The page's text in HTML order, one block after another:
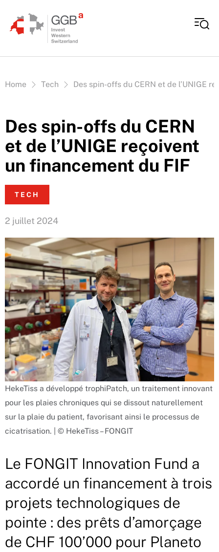
Vous êtes ici:
Home Tech Des spin-offs du CERN et de l’UNIGE
Des spin-offs du CERN
et de l’UNIGE reçoivent
un financement du FIF
TECH
2 juillet 2024
HekeTiss a développé trophiPatch, un traitement innovant
pour les plaies chroniques qui se dissout naturellement
sur la plaie du patient, favorisant ainsi le processus de
cicatrisation. | © HekeTiss – FONGIT
Le FONGIT Innovation Fund a
accordé un financement à trois
projets technologiques de
pointe : des prêts d’amorçage
de CHF 100’000 pour Planeto